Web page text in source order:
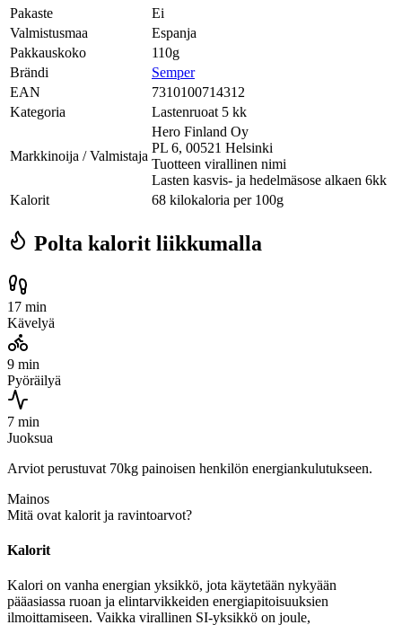
Pakaste
Ei
Valmistusmaa
Espanja
Pakkauskoko
110g
Brändi
Semper
EAN
7310100714312
Kategoria
Lastenruoat 5 kk
Markkinoija / Valmistaja
Hero Finland Oy
PL 6, 00521 Helsinki
Tuotteen virallinen nimi
Lasten kasvis- ja hedelmäsose alkaen 6kk
Kalorit
68 kilokaloria per 100g
Polta kalorit liikkumalla
17 min
Kävelyä
9 min
Pyöräilyä
7 min
Juoksua
Arviot perustuvat 70kg painoisen henkilön energiankulutukseen.
Mainos
Mitä ovat kalorit ja ravintoarvot?
Kalorit
Kalori on vanha energian yksikkö, jota käytetään nykyään
pääasiassa ruoan ja elintarvikkeiden energiapitoisuuksien
ilmoittamiseen. Vaikka virallinen SI-yksikkö on joule,